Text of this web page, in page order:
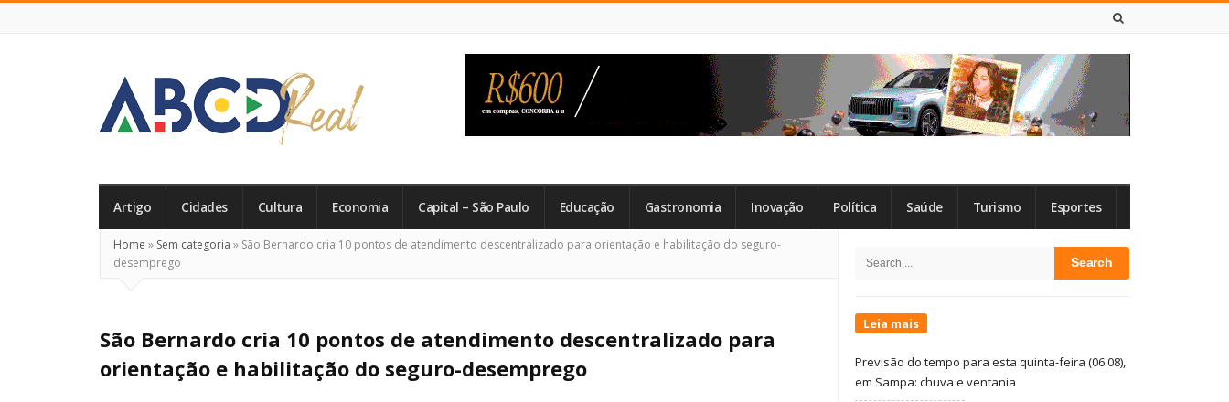
Real
Artigo Cidades Cultura Economia Capital – São Paulo Educação Gastronomia Inovação Política Saúde Turismo Esportes
Home » Sem categoria » São Bernardo cria 10 pontos de atendimento descentralizado para orientação e habilitação do seguro-
desemprego
São Bernardo cria 10 pontos de atendimento descentralizado para
orientação e habilitação do seguro-desemprego
Sidebar
Search
Leia mais
Previsão do tempo para esta quinta-feira (06.08),
em Sampa: chuva e ventania